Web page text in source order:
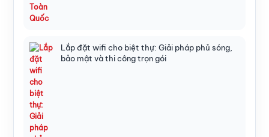
Lắp đặt wifi cho biệt thự: Giải pháp phủ sóng,
bảo mật và thi công trọn gói